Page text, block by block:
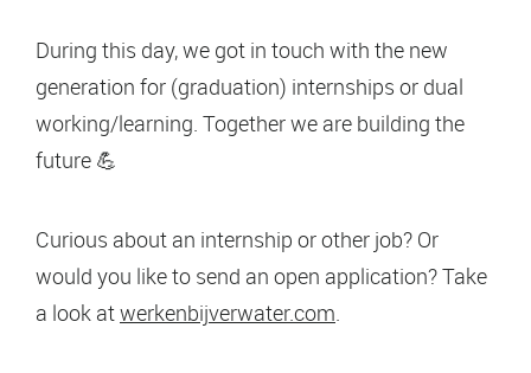
During this day, we got in touch with the new
generation for (graduation) internships or dual
working/learning. Together we are building the
future 💪
Curious about an internship or other job? Or
would you like to send an open application? Take
a look atwerkenbijverwater.com.